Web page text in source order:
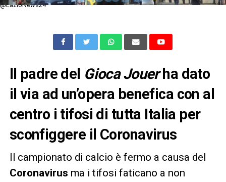
@LazioNews24
Il padre del Gioca Jouerha dato
il via ad un’opera benefica con al
centro i tifosi di tutta Italia per
sconfiggere il Coronavirus
Il campionato di calcio è fermo a causa del
Coronavirus ma i tifosi faticano a non